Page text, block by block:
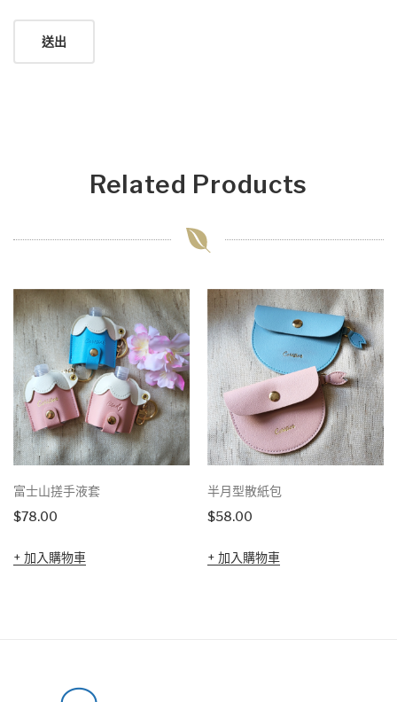
Related Products
富士山搓手液套
$78.00
加入購物車
半月型散紙包
$58.00
加入購物車